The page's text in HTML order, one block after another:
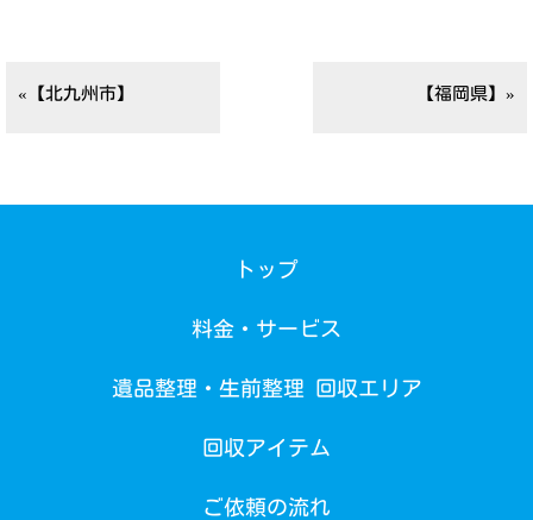
«【北九州市】 【福岡県】»
トップ
料金・サービス
遺品整理・生前整理 回収エリア
回収アイテム
ご依頼の流れ